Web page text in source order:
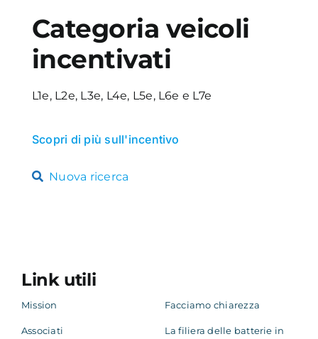
Categoria veicoli
incentivati
L1e, L2e, L3e, L4e, L5e, L6e e L7e
Scopri di più sull'incentivo
Nuova ricerca
Link utili
Mission
Associati
Facciamo chiarezza
La filiera delle batterie in